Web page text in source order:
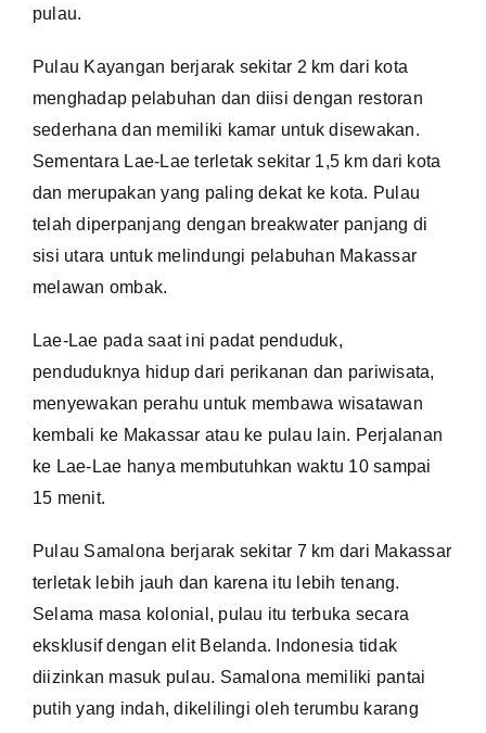
pulau.
Pulau Kayangan berjarak sekitar 2 km dari kota
menghadap pelabuhan dan diisi dengan restoran
sederhana dan memiliki kamar untuk disewakan.
Sementara Lae-Lae terletak sekitar 1,5 km dari kota
dan merupakan yang paling dekat ke kota. Pulau
telah diperpanjang dengan breakwater panjang di
sisi utara untuk melindungi pelabuhan Makassar
melawan ombak.
Lae-Lae pada saat ini padat penduduk,
penduduknya hidup dari perikanan dan pariwisata,
menyewakan perahu untuk membawa wisatawan
kembali ke Makassar atau ke pulau lain. Perjalanan
ke Lae-Lae hanya membutuhkan waktu 10 sampai
15 menit.
Pulau Samalona berjarak sekitar 7 km dari Makassar
terletak lebih jauh dan karena itu lebih tenang.
Selama masa kolonial, pulau itu terbuka secara
eksklusif dengan elit Belanda. Indonesia tidak
diizinkan masuk pulau. Samalona memiliki pantai
putih yang indah, dikelilingi oleh terumbu karang